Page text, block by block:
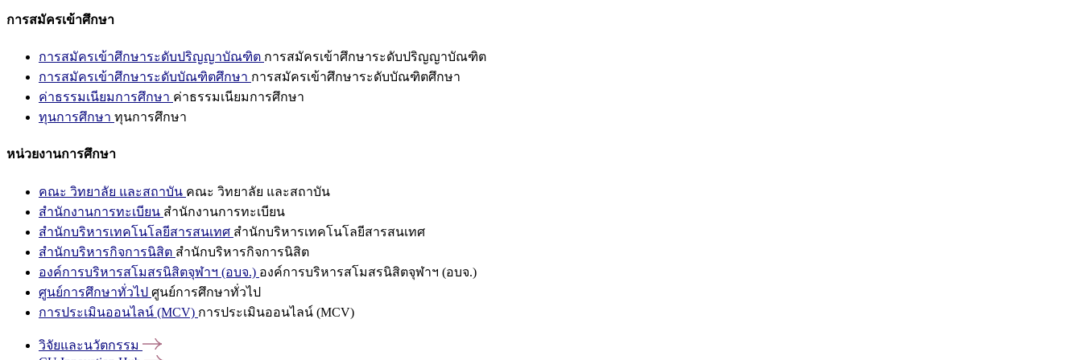
การสมัครเข้าศึกษา
การสมัครเข้าศึกษาระดับปริญญาบัณฑิต การสมัครเข้าศึกษาระดับปริญญาบัณฑิต
การสมัครเข้าศึกษาระดับบัณฑิตศึกษา การสมัครเข้าศึกษาระดับบัณฑิตศึกษา
ค่าธรรมเนียมการศึกษา ค่าธรรมเนียมการศึกษา
ทุนการศึกษา ทุนการศึกษา
หน่วยงานการศึกษา
คณะ วิทยาลัย และสถาบัน คณะ วิทยาลัย และสถาบัน
สำนักงานการทะเบียน สำนักงานการทะเบียน
สำนักบริหารเทคโนโลยีสารสนเทศ สำนักบริหารเทคโนโลยีสารสนเทศ
สำนักบริหารกิจการนิสิต สำนักบริหารกิจการนิสิต
องค์การบริหารสโมสรนิสิตจุฬาฯ (อบจ.) องค์การบริหารสโมสรนิสิตจุฬาฯ (อบจ.)
ศูนย์การศึกษาทั่วไป ศูนย์การศึกษาทั่วไป
การประเมินออนไลน์ (MCV) การประเมินออนไลน์ (MCV)
วิจัยและนวัตกรรม